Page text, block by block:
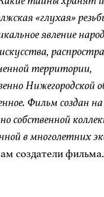
«глухая»
явление
территории,
Нижегородской
Фильм создан на
собственной
в многолетних
создатели фильма.